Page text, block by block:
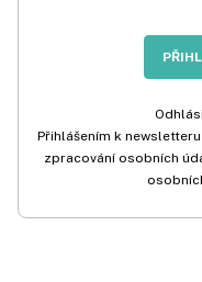
Přihlášením k
zpracování osobních